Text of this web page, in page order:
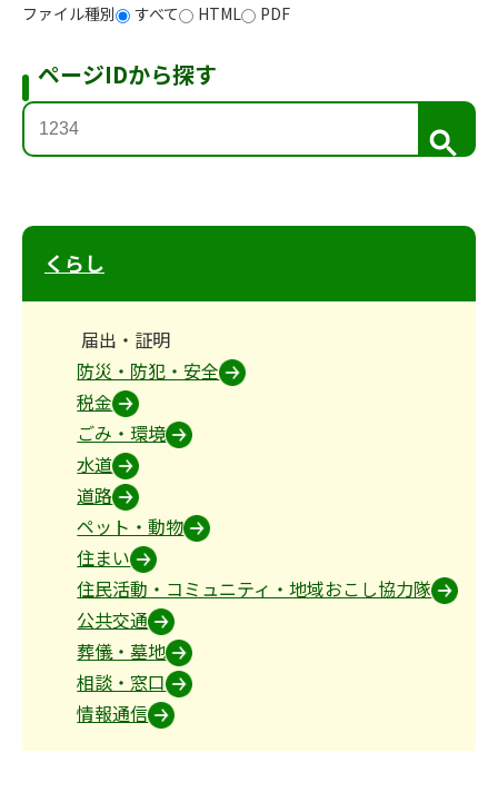
ファイル種別 すべて HTML PDF
ページIDから探す
検
索
くらし
届出・証明
防災・防犯・安全
税金
ごみ・環境
水道
道路
ペット・動物
住まい
住民活動・コミュニティ・地域おこし協力隊
公共交通
葬儀・墓地
相談・窓口
情報通信